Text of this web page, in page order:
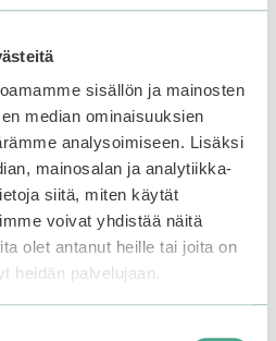
sisällön ja mainosten
median ominaisuuksien
analysoimiseen. Lisäksi
mainosalan ja analytiikka-
siitä, miten käytät
voivat yhdistää näitä
olet antanut heille tai joita on
heidän palvelujaan.
kosteisiin käsiin, vaahdota
vedellä.